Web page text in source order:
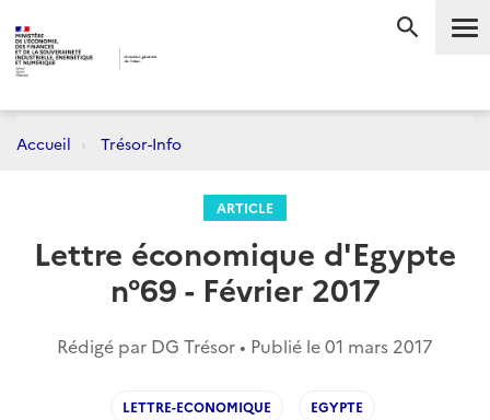
Accueil Trésor-Info
ARTICLE
Lettre économique d'Egypte
n°69 - Février 2017
Rédigé par DG Trésor • Publié le01 mars 2017
LETTRE-ECONOMIQUE EGYPTE